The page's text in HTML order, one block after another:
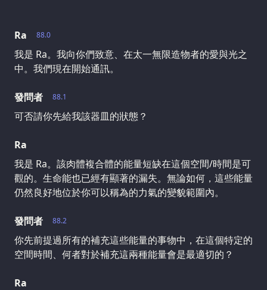
88.0
Ra
我是 Ra。我向你們致意、在太一無限造物者的愛與光之
中。我們現在開始通訊。
88.1
發問者
可否請你先給我該器皿的狀態？
Ra
我是 Ra。該肉體複合體的能量短缺在這個空間/時間是可
觀的。生命能也已經有顯著的漏失。無論如何，這些能量
仍然良好地位於你可以稱為的力氣的變貌範圍內。
88.2
發問者
你先前提過所有的補充這些能量的事物中，在這個特定的
空間時間、何者對於補充這兩種能量會是最適切的？
Ra